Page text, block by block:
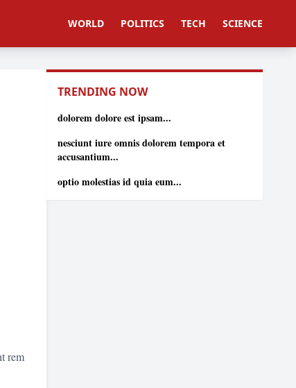
WORLD POLITICS TECH SCIENCE
rem
TRENDING NOW
dolorem dolore est ipsam...
nesciunt iure omnis dolorem tempora et
accusantium...
optio molestias id quia eum...